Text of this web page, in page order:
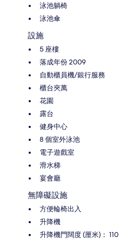
泳池躺椅
泳池傘
設施
5 座樓
落成年份 2009
自動櫃員機/銀行服務
櫃台夾萬
花園
露台
健身中心
8 個室外泳池
電子遊戲室
滑水梯
宴會廳
無障礙設施
方便輪椅出入
升降機
升降機門闊度 (厘米)： 110